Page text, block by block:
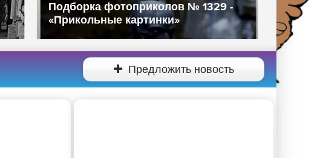
Подборка фотоприколов № 1327 -
«Прикольные картинки»
Предложить новость